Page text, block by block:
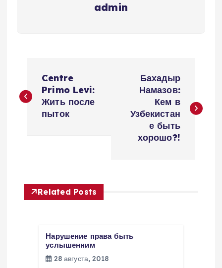
admin
а
а
Centre
Primo Levi:
Жить после
пыток
Бахадыр
Намазов:
Кем в
Узбекистан
е быть
хорошо?!
Related Posts
Нарушение права быть
услышенним
28 августа, 2018